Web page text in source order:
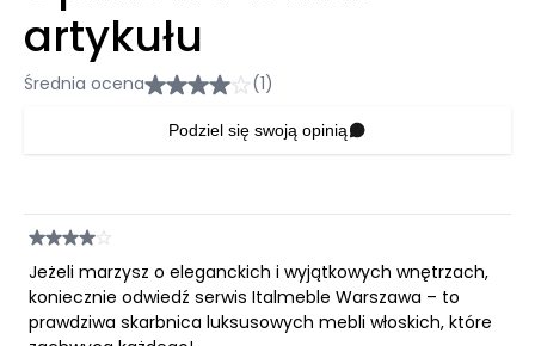
artykułu
Średnia ocena (1)
Podziel się swoją opinią
Jeżeli marzysz o eleganckich i wyjątkowych wnętrzach,
koniecznie odwiedź serwis Italmeble Warszawa – to
prawdziwa skarbnica luksusowych mebli włoskich, które